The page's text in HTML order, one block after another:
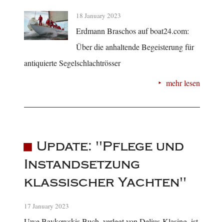
18 January 2023
Erdmann Braschos auf boat24.com:
Über die anhaltende Begeisterung für
antiquierte Segelschlachtrösser
mehr lesen
Update: "Pflege und
Instandsetzung
klassischer Yachten"
17 January 2023